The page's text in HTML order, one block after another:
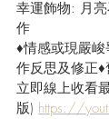
幸運飾物: 月
作
♦情感或現嚴
作反思及修正
立即線上收看
版) https://